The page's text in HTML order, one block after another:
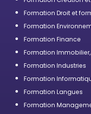
Formation Droit et
Formation
Formation Finance
Formation Immobilier,
Formation Industries
Formation
Formation Langues
Formation